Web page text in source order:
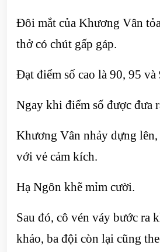
Đôi mắt của Khương Vân
thở có chút gấp gáp.
Đạt điểm số cao là 90, 95 và
Ngay khi điểm số được đưa
Khương Vân nhảy dựng
với vẻ cảm kích.
Hạ Ngôn khẽ mỉm cười.
Sau đó, cô vén váy bước ra
khảo, ba đội còn lại cũng